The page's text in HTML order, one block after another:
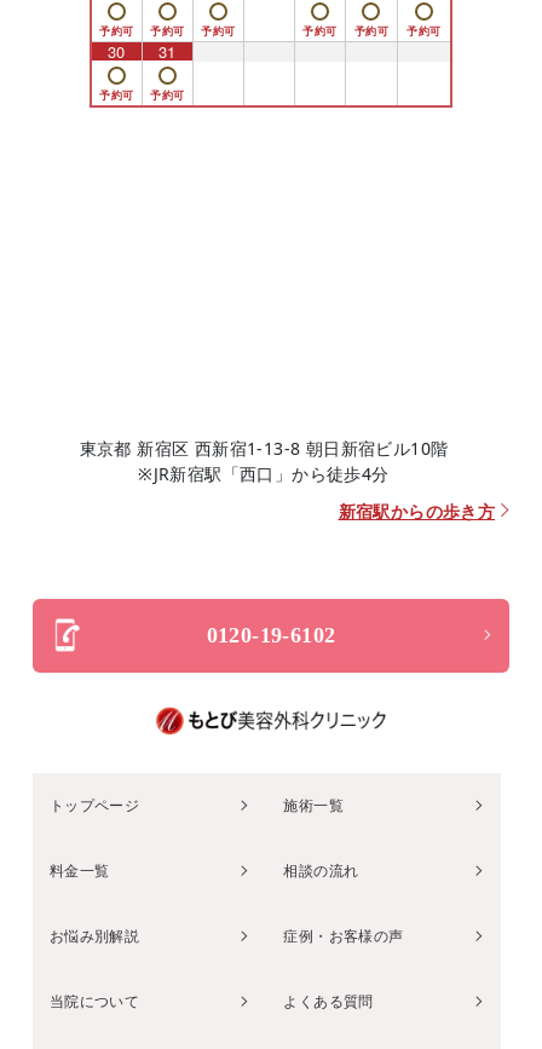
30 31
東京都 新宿区 西新宿1-13-8 朝日新宿ビル10階
※JR新宿駅「西口」から徒歩4分
新宿駅からの歩き方
0120-19-6102
トップページ 施術一覧
料金一覧 相談の流れ
お悩み別解説 症例・お客様の声
当院について よくある質問